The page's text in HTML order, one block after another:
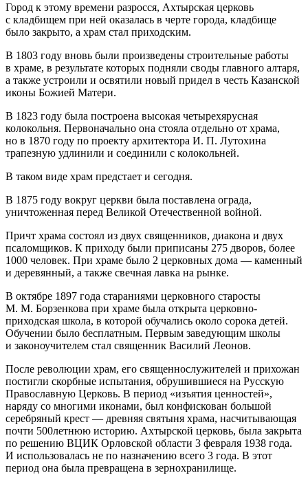
Город к этому времени разросся, Ахтырская церковь
с кладбищем при ней оказалась в черте города, кладбище
было закрыто, а храм стал приходским.
В 1803 году вновь были произведены строительные работы
в храме, в результате которых подняли своды главного алтаря,
а также устроили и освятили новый придел в честь Казанской
иконы Божией Матери.
В 1823 году была построена высокая четырехярусная
колокольня. Первоначально она стояла отдельно от храма,
но в 1870 году по проекту архитектора И. П. Лутохина
трапезную удлинили и соединили с колокольней.
В таком виде храм предстает и сегодня.
В 1875 году вокруг церкви была поставлена ограда,
уничтоженная перед Великой Отечественной войной.
Причт храма состоял из двух священников, диакона и двух
псаломщиков. К приходу были приписаны 275 дворов, более
1000 человек. При храме было 2 церковных дома — каменный
и деревянный, а также свечная лавка на рынке.
В октябре 1897 года стараниями церковного старосты
М. М. Борзенкова при храме была открыта церковно-
приходская школа, в которой обучались около сорока детей.
Обучении было бесплатным. Первым заведующим школы
и законоучителем стал священник Василий Леонов.
После революции храм, его священнослужителей и прихожан
постигли скорбные испытания, обрушившиеся на Русскую
Православную Церковь. В период «изъятия ценностей»,
наряду со многими иконами, был конфискован большой
серебряный крест — древняя святыня храма, насчитывающая
почти 500летнюю историю. Ахтырской церковь, была закрыта
по решению ВЦИК Орловской области 3 февраля 1938 года.
И использовалась не по назначению всего 3 года. В этот
период она была превращена в зернохранилище.